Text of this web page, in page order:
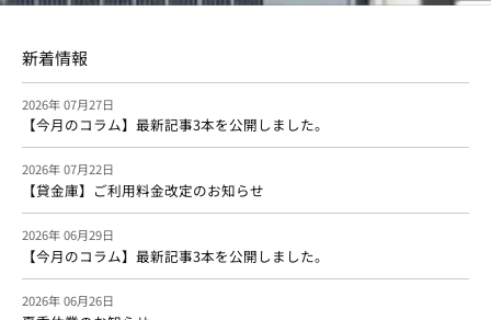
新着情報
2026年 07月27日
【今月のコラム】最新記事3本を公開しました。
2026年 07月22日
【貸金庫】ご利用料金改定のお知らせ
2026年 06月29日
【今月のコラム】最新記事3本を公開しました。
2026年 06月26日